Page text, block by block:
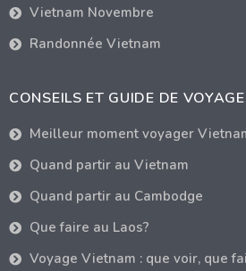
Vietnam Novembre
Randonnée Vietnam
CONSEILS ET GUIDE DE VOYAGE
Meilleur moment voyager
Quand partir au Vietnam
Quand partir au Cambodge
Que faire au Laos?
Voyage Vietnam : que voir, que